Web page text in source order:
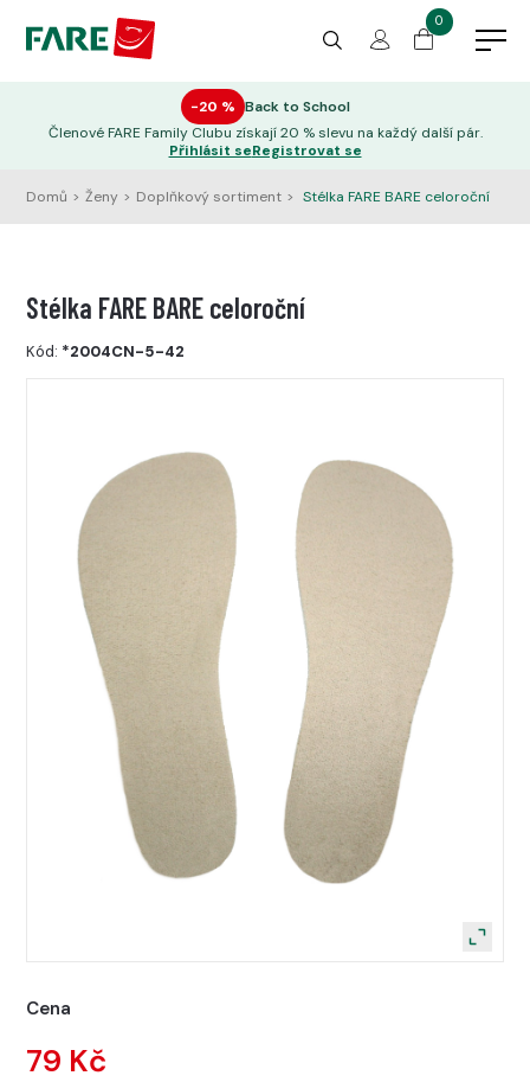
0
−20 % Back to School
Členové FARE Family Clubu získají 20 % slevu na každý další pár.
Přihlásit seRegistrovat se
Domů > Ženy > Doplňkový sortiment > Stélka FARE BARE celoroční
Stélka FARE BARE celoroční
Kód: *2004CN-5-42
Cena
79 Kč